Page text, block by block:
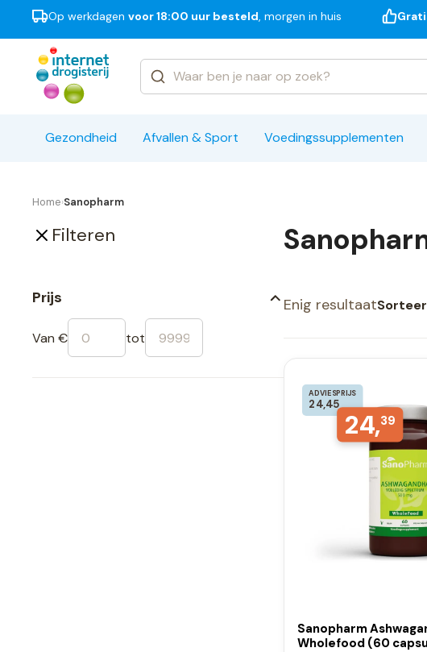
Op werkdagen voor 18:00 uur besteld, morgen in huis
Gezondheid Afvallen & Sport Voedingssupplementen
Merken
Home›Sanopharm
Filteren
Prijs
Van € tot
Enig resultaat
ADVIESPRIJS
24,45
24,39
Sanopharm
Wholefood (60